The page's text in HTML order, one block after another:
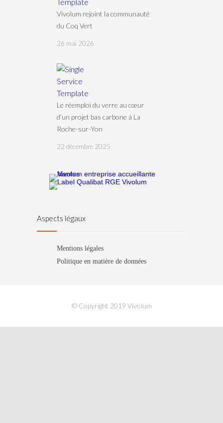
Vivolum rejoint la communauté
du Coq Vert
26 mai 2026
Le réemploi du verre au cœur
d’un projet bas carbone à La
Roche-sur-Yon
22 décembre 2025
Aspects légaux
Mentions légales
Politique en matière de données
© Copyright 2019 Vivolum